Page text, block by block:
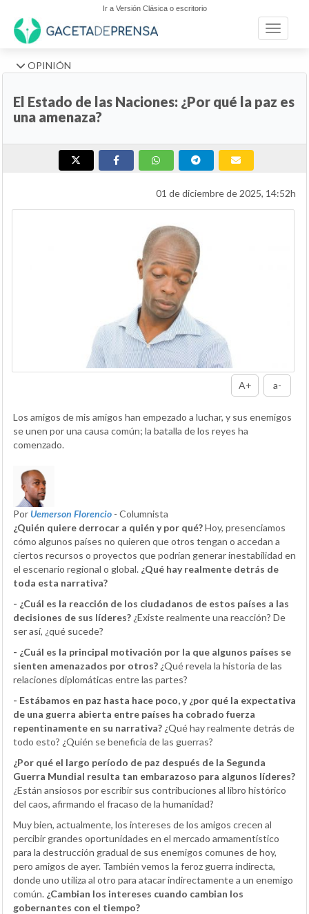
Ir a Versión Clásica o escritorio
Toggle
OPINIÓN
El Estado de las Naciones: ¿Por qué la paz es
una amenaza?
01 de diciembre de 2025, 14:52h
A+ a-
Los amigos de mis amigos han empezado a luchar, y sus enemigos
se unen por una causa común; la batalla de los reyes ha
comenzado.
PorUemerson Florencio - Columnista
¿Quién quiere derrocar a quién y por qué?Hoy, presenciamos
cómo algunos países no quieren que otros tengan o accedan a
ciertos recursos o proyectos que podrían generar inestabilidad en
el escenario regional o global. ¿Qué hay realmente detrás de
toda esta narrativa?
- ¿Cuál es la reacción de los ciudadanos de estos países a las
decisiones de sus líderes? ¿Existe realmente una reacción? De
ser así, ¿qué sucede?
- ¿Cuál es la principal motivación por la que algunos países se
sienten amenazados por otros? ¿Qué revela la historia de las
relaciones diplomáticas entre las partes?
- Estábamos en paz hasta hace poco, y ¿por qué la expectativa
de una guerra abierta entre países ha cobrado fuerza
repentinamente en su narrativa? ¿Qué hay realmente detrás de
todo esto? ¿Quién se beneficia de las guerras?
¿Por qué el largo período de paz después de la Segunda
Guerra Mundial resulta tan embarazoso para algunos líderes?
¿Están ansiosos por escribir sus contribuciones al libro histórico
del caos, afirmando el fracaso de la humanidad?
Muy bien, actualmente, los intereses de los amigos crecen al
percibir grandes oportunidades en el mercado armamentístico
para la destrucción gradual de sus enemigos comunes de hoy,
pero amigos de ayer. También vemos la feroz guerra indirecta,
donde uno utiliza al otro para atacar indirectamente a un enemigo
común. ¿Cambian los intereses cuando cambian los
gobernantes con el tiempo?